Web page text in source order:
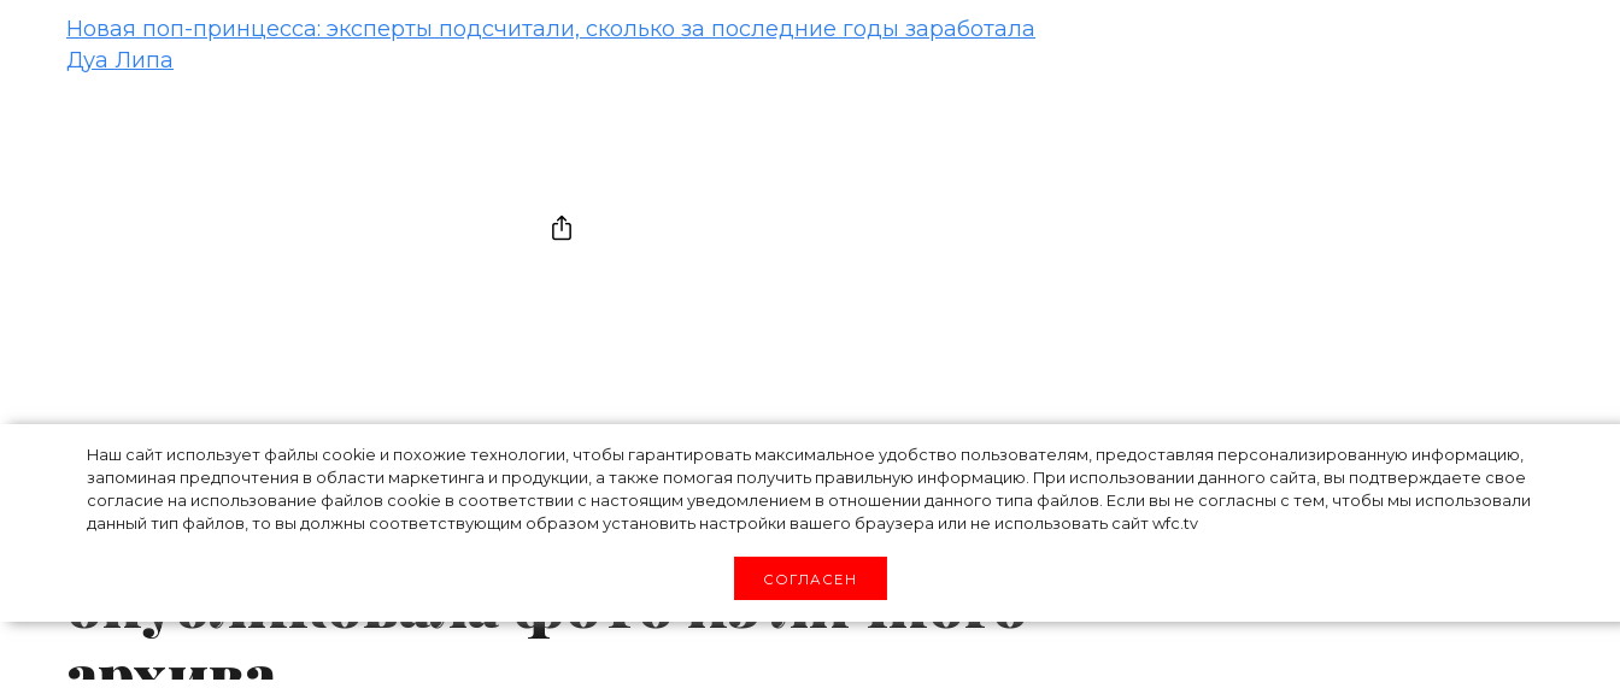
Наш сайт использует файлы cookie и похожие технологии, чтобы гарантировать максимальное удобство пользователям, предоставляя персонализированную информацию,
запоминая предпочтения в области маркетинга и продукции, а также помогая получить правильную информацию. При использовании данного сайта, вы подтверждаете свое
согласие на использование файлов cookie в соответствии с настоящим уведомлением в отношении данного типа файлов. Если вы не согласны с тем, чтобы мы использовали
данный тип файлов, то вы должны соответствующим образом установить настройки вашего браузера или не использовать сайт wfc.tv
СОГЛАСЕН
Новая поп-принцесса: эксперты подсчитали, сколько за последние годы заработала
Дуа Липа
Как Виктория Бекхэм выглядела
в детстве: дизайнер
опубликовала фото из личного